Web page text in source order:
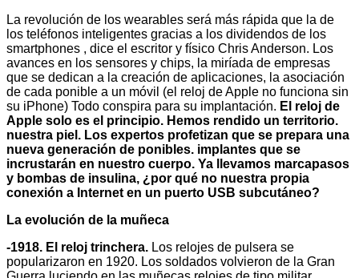
La revolución de los wearables será más rápida que la de
los teléfonos inteligentes gracias a los dividendos de los
smartphones , dice el escritor y físico Chris Anderson. Los
avances en los sensores y chips, la miríada de empresas
que se dedican a la creación de aplicaciones, la asociación
de cada ponible a un móvil (el reloj de Apple no funciona sin
su iPhone) Todo conspira para su implantación. El reloj de
Apple solo es el principio. Hemos rendido un territorio.
nuestra piel. Los expertos profetizan que se prepara una
nueva generación de ponibles. implantes que se
incrustarán en nuestro cuerpo. Ya llevamos marcapasos
y bombas de insulina, ¿por qué no nuestra propia
conexión a Internet en un puerto USB subcutáneo?
La evolución de la muñeca
-1918. El reloj trinchera. Los relojes de pulsera se
popularizaron en 1920. Los soldados volvieron de la Gran